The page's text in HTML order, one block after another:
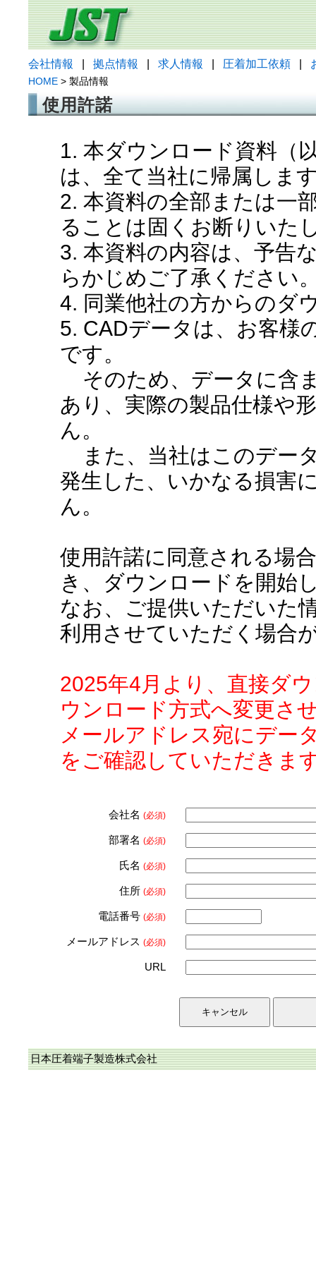
会社情報 拠点情報 求人情報 圧着加工依頼
HOME > 製品情報
使用許諾
1. 本ダウンロード資料（
は、全て当社に帰属しま
2. 本資料の全部または一
ることは固くお断りいた
3. 本資料の内容は、予告
らかじめご了承ください
4. 同業他社の方からのダ
5. CADデータは、お客様
です。
そのため、データに含
あり、実際の製品仕様や
ん。
また、当社はこのデー
発生した、いかなる損害
ん。
使用許諾に同意される場
き、ダウンロードを開始
なお、ご提供いただいた
利用させていただく場合
2025年4月より、直接ダ
ウンロード方式へ変更さ
メールアドレス宛にデー
をご確認していただきま
会社名 (必須)
部署名 (必須)
氏名 (必須)
住所 (必須)
電話番号 (必須)
メールアドレス (必須)
URL
日本圧着端子製造株式会社